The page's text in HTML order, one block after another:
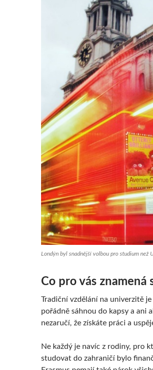
Londýn byl snadnější volbou pro studium než
Co pro vás znamená
Tradiční vzdělání na univerzitě
pořádně sáhnou do kapsy a ani
nezaručí, že získáte práci a
Ne každý je navíc z rodiny, pro
studovat do zahraničí bylo